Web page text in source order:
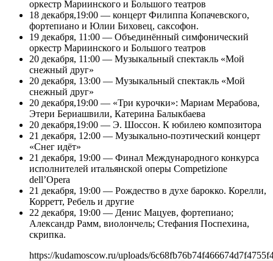
оркестр Мариинского и Большого театров
18 декабря,19:00 — концерт Филиппа Копачевского,
фортепиано и Юлии Биховец, саксофон.
19 декабря, 11:00 — Объединённый симфонический
оркестр Мариинского и Большого театров
20 декабря, 11:00 — Музыкальный спектакль «Мой
снежный друг»
20 декабря, 13:00 — Музыкальный спектакль «Мой
снежный друг»
20 декабря,19:00 — «Три курочки»: Мариам Мерабова,
Этери Бериашвили, Катерина Балыкбаева
20 декабря,19:00 — Э. Шоссон. К юбилею композитора
21 декабря, 12:00 — Музыкально-поэтический концерт
«Снег идёт»
21 декабря, 19:00 — Финал Международного конкурса
исполнителей итальянской оперы Competizione
dellʼOpera
21 декабря, 19:00 — Рождество в духе барокко. Корелли,
Корретт, Ребель и другие
22 декабря, 19:00 — Денис Мацуев, фортепиано;
Александр Рамм, виолончель; Стефания Поспехина,
скрипка.
https://kudamoscow.ru/uploads/